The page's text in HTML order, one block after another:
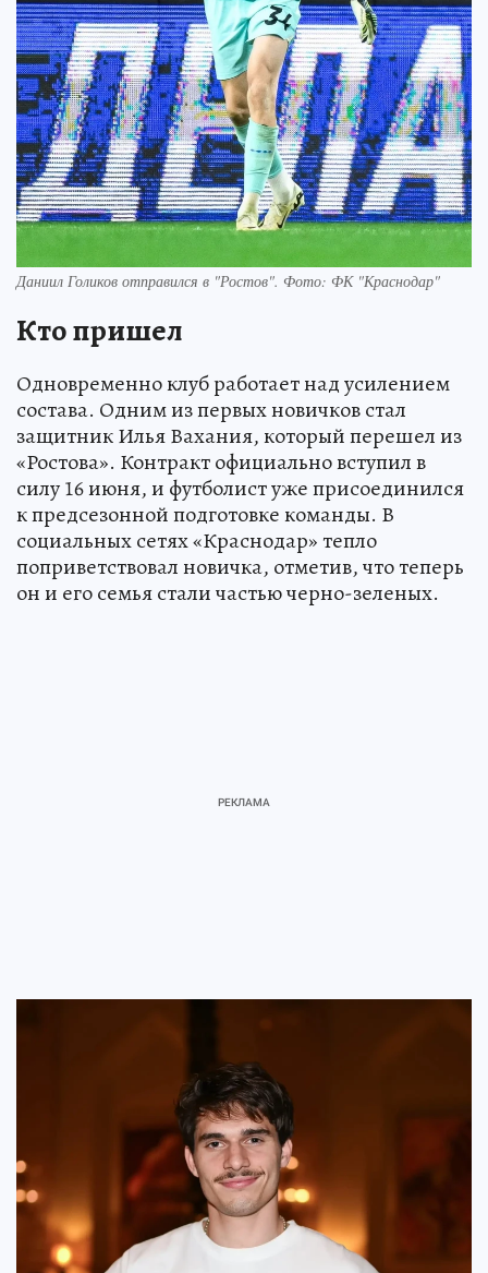
Даниил Голиков отправился в "Ростов". Фото: ФК "Краснодар"
Кто пришел
Одновременно клуб работает над усилением
состава. Одним из первых новичков стал
защитник Илья Вахания, который перешел из
«Ростова». Контракт официально вступил в
силу 16 июня, и футболист уже присоединился
к предсезонной подготовке команды. В
социальных сетях «Краснодар» тепло
поприветствовал новичка, отметив, что теперь
он и его семья стали частью черно-зеленых.